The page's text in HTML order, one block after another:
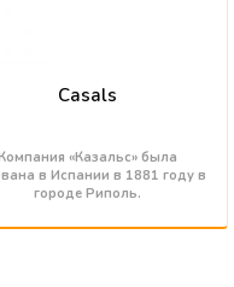
Casals
«Казальс» была
в Испании в 1881 году в
городе Риполь.